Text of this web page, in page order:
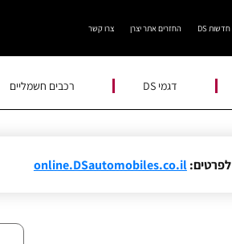
חדשות DS החזרים אתר יצרן צרו קשר
דגמי DS רכבים חשמליים
לפרטים:online.DSautomobiles.co.il